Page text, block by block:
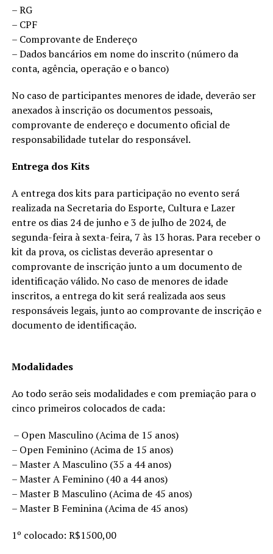
– RG
– CPF
– Comprovante de Endereço
– Dados bancários em nome do inscrito (número da
conta, agência, operação e o banco)
No caso de participantes menores de idade, deverão ser
anexados à inscrição os documentos pessoais,
comprovante de endereço e documento oficial de
responsabilidade tutelar do responsável.
Entrega dos Kits
A entrega dos kits para participação no evento será
realizada na Secretaria do Esporte, Cultura e Lazer
entre os dias 24 de junho e 3 de julho de 2024, de
segunda-feira à sexta-feira, 7 às 13 horas. Para receber o
kit da prova, os ciclistas deverão apresentar o
comprovante de inscrição junto a um documento de
identificação válido. No caso de menores de idade
inscritos, a entrega do kit será realizada aos seus
responsáveis legais, junto ao comprovante de inscrição e
documento de identificação.
Modalidades
Ao todo serão seis modalidades e com premiação para o
cinco primeiros colocados de cada:
– Open Masculino (Acima de 15 anos)
– Open Feminino (Acima de 15 anos)
– Master A Masculino (35 a 44 anos)
– Master A Feminino (40 a 44 anos)
– Master B Masculino (Acima de 45 anos)
– Master B Feminina (Acima de 45 anos)
1º colocado: R$1500,00